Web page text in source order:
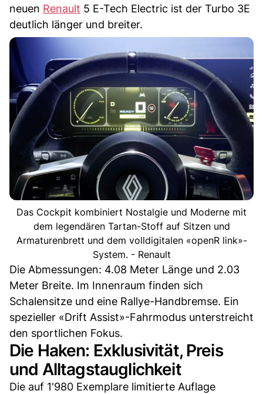
neuen Renault 5 E-Tech Electric ist der Turbo 3E
deutlich länger und breiter.
Das Cockpit kombiniert Nostalgie und Moderne mit
dem legendären Tartan-Stoff auf Sitzen und
Armaturenbrett und dem volldigitalen «openR link»-
System. - Renault
Die Abmessungen: 4.08 Meter Länge und 2.03
Meter Breite. Im Innenraum finden sich
Schalensitze und eine Rallye-Handbremse. Ein
spezieller «Drift Assist»-Fahrmodus unterstreicht
den sportlichen Fokus.
Die Haken: Exklusivität, Preis
und Alltagstauglichkeit
Die auf 1'980 Exemplare limitierte Auflage